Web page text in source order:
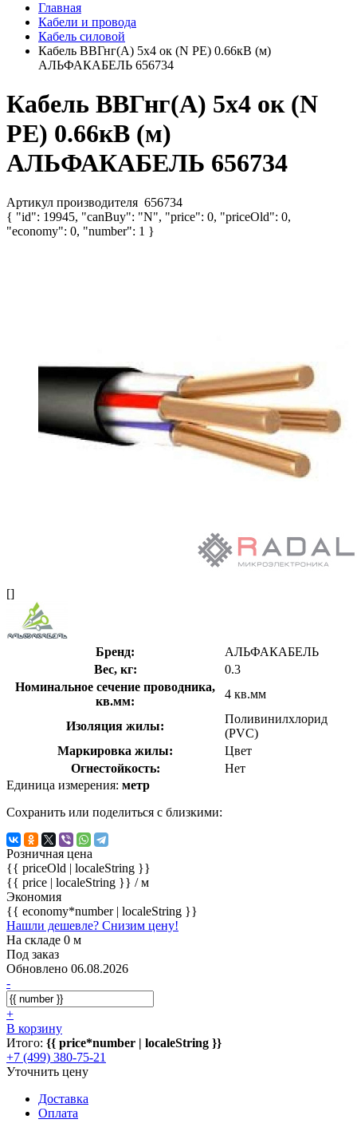
Главная
Кабели и провода
Кабель силовой
Кабель ВВГнг(А) 5х4 ок (N PE) 0.66кВ (м)
АЛЬФАКАБЕЛЬ 656734
Кабель ВВГнг(А) 5х4 ок (N
PE) 0.66кВ (м)
АЛЬФАКАБЕЛЬ 656734
Артикул производителя 656734
{ "id": 19945, "canBuy": "N", "price": 0, "priceOld": 0,
"economy": 0, "number": 1 }
[]
Бренд:
АЛЬФАКАБЕЛЬ
Вес, кг:
0.3
Номинальное сечение проводника,
кв.мм:
4 кв.мм
Изоляция жилы:
Поливинилхлорид
(PVC)
Маркировка жилы:
Цвет
Огнестойкость:
Нет
Единица измерения: метр
Сохранить или поделиться с близкими:
Розничная цена
{{ priceOld | localeString }}
{{ price | localeString }} / м
Экономия
{{ economy*number | localeString }}
Нашли дешевле? Снизим цену!
На складе 0 м
Под заказ
Обновлено 06.08.2026
-
+
В корзину
Итого: {{ price*number | localeString }}
+7 (499) 380-75-21
Уточнить цену
Доставка
Оплата